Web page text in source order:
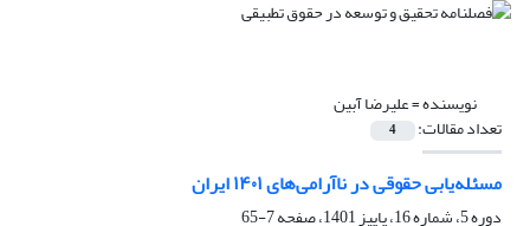
نویسنده =علیرضا آبین
تعداد مقالات: 4
مسئله‌یابی حقوقی در ناآرامی‌های ۱۴۰۱ ایران
دوره 5، شماره 16، پاییز 1401، صفحه
7-65